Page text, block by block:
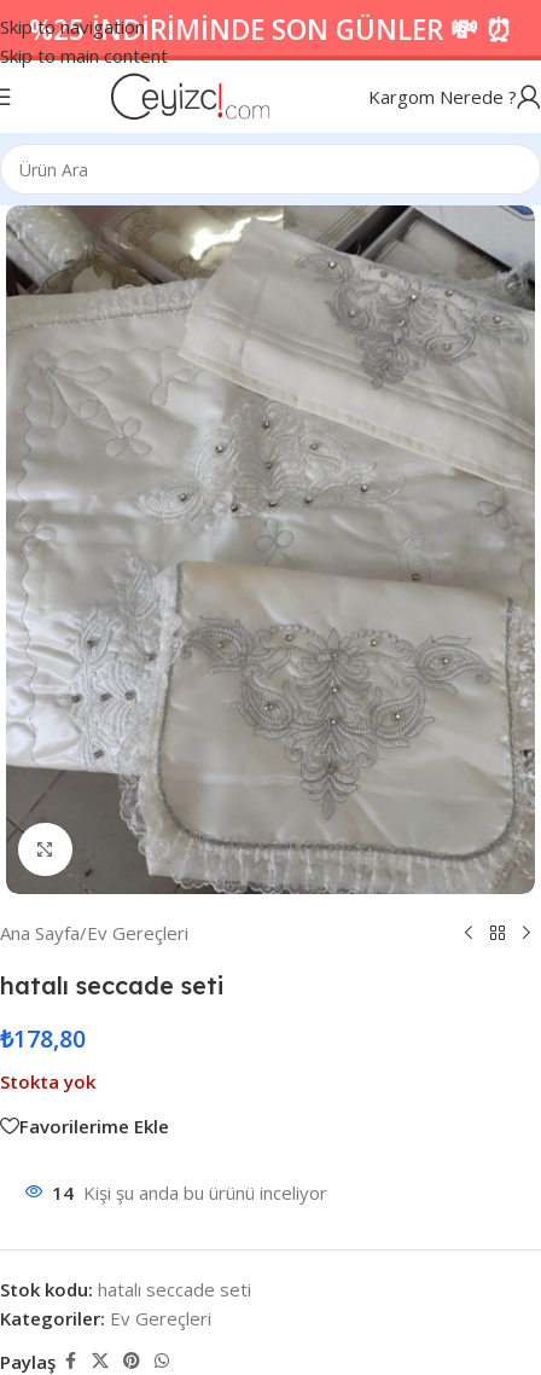
Skip to navigation
Skip to main content
%25 İNDİRİMİNDE SON GÜNLER 💸 ⏰
Kargom Nerede ?
Resmi Büyüt
Ana Sayfa/Ev Gereçleri
hatalı seccade seti
₺178,80
Stokta yok
Favorilerime Ekle
14 Kişi şu anda bu ürünü inceliyor
Stok kodu: hatalı seccade seti
Kategoriler: Ev Gereçleri
Paylaş